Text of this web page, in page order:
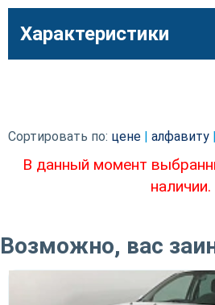
Характеристики
Сортировать по: цене алфавиту
В данный момент
наличии.
Возможно, вас